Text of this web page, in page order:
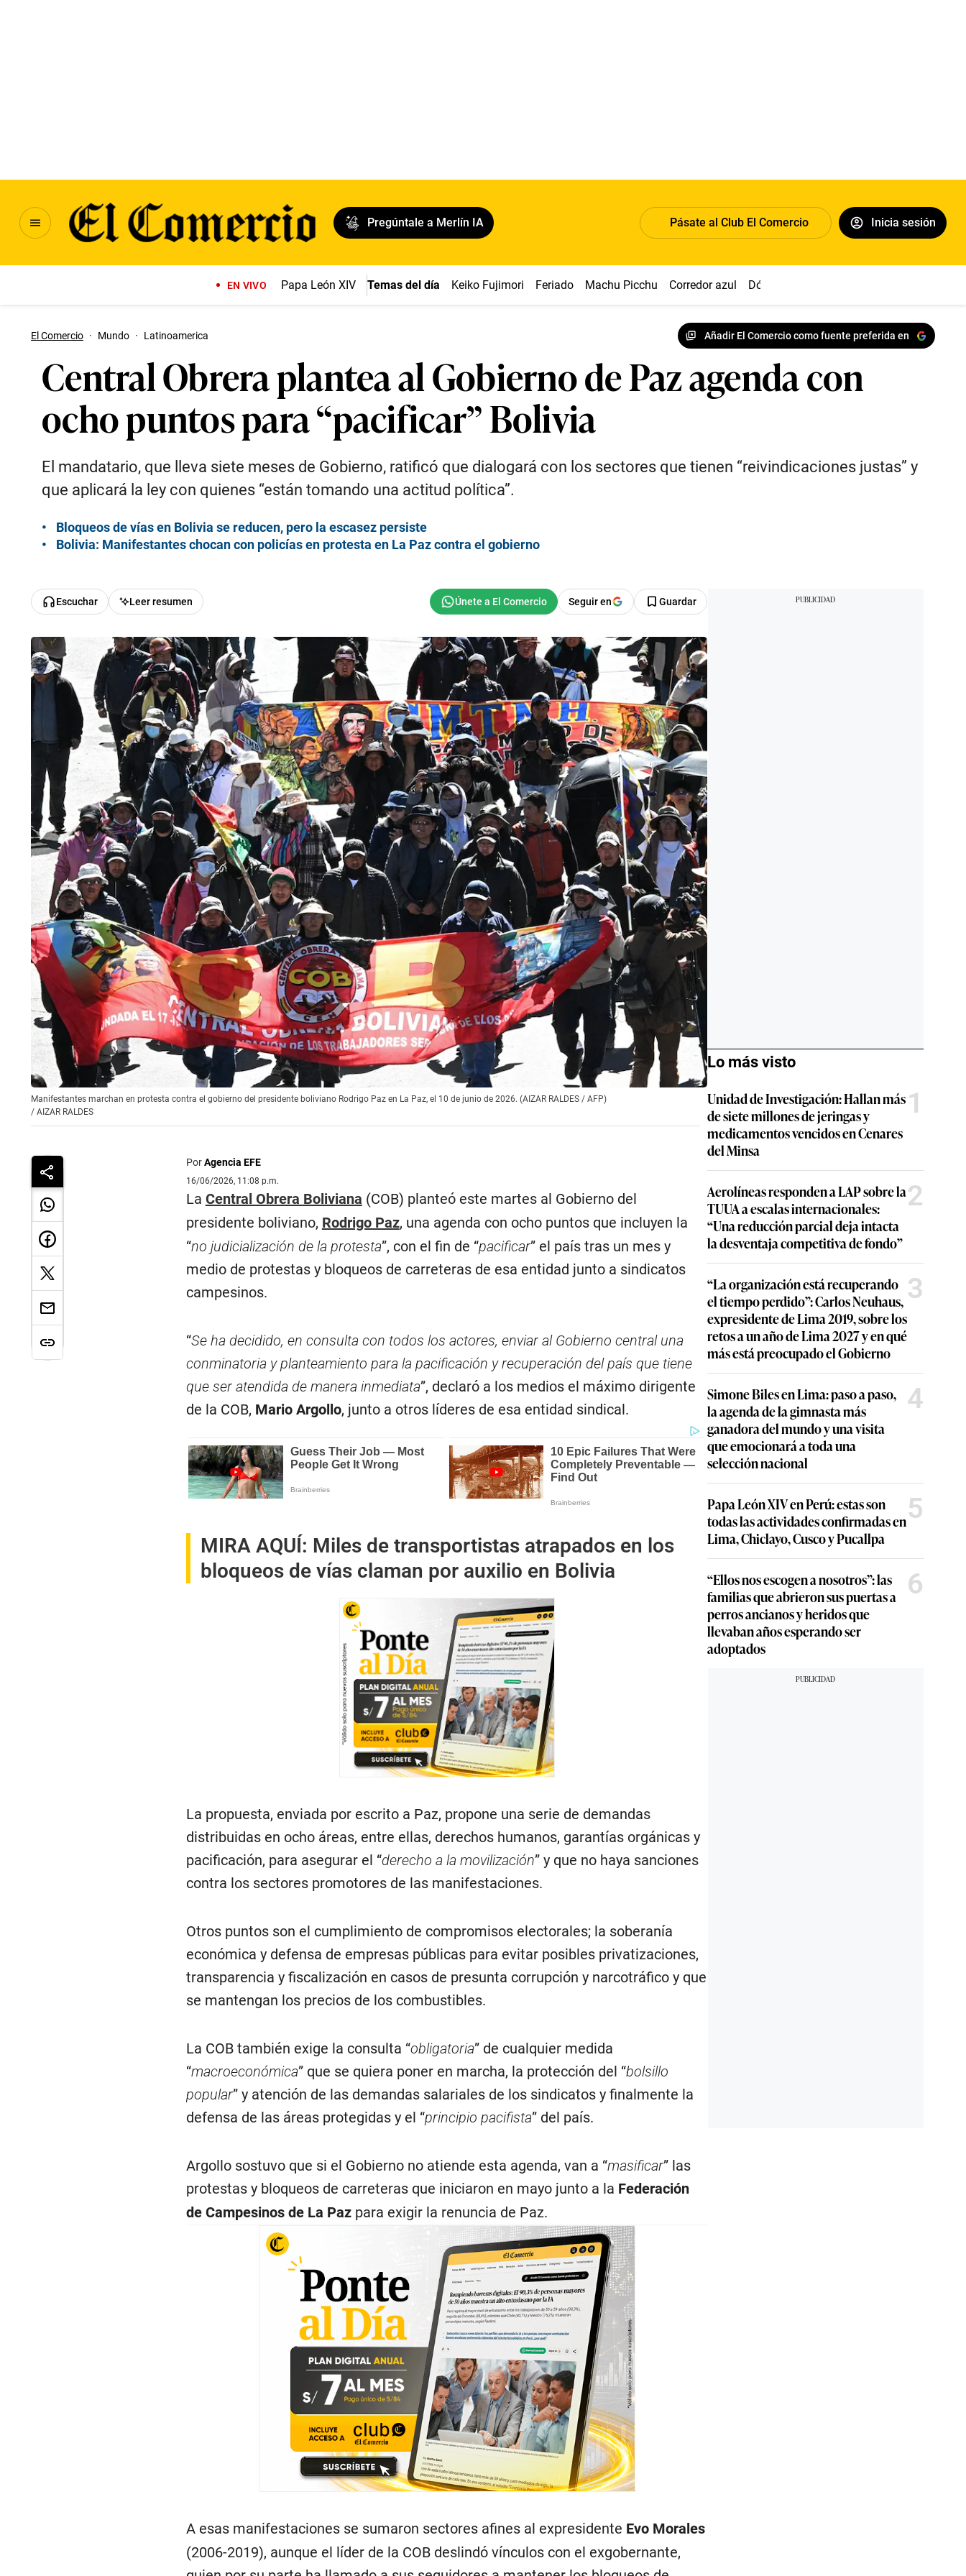
Pregúntale a Merlín IA Pásate al Club El Comercio Inicia sesión
EN VIVO Papa León XIV Temas del día Keiko Fujimori Feriado Machu Picchu Corredor azul Dólar
El Comercio · Mundo · Latinoamerica Añadir El Comercio como fuente preferida en
Central Obrera plantea al Gobierno de Paz agenda con
ocho puntos para “pacificar” Bolivia
El mandatario, que lleva siete meses de Gobierno, ratificó que dialogará con los sectores que tienen “reivindicaciones justas” y
que aplicará la ley con quienes “están tomando una actitud política”.
Bloqueos de vías en Bolivia se reducen, pero la escasez persiste
Bolivia: Manifestantes chocan con policías en protesta en La Paz contra el gobierno
Escuchar Leer resumen Seguir en Guardar
Manifestantes marchan en protesta contra el gobierno del presidente boliviano Rodrigo Paz en La Paz, el 10 de junio de 2026. (AIZAR RALDES / AFP)
/ AIZAR RALDES
PorAgencia EFE
16/06/2026, 11:08 p.m.
La Central Obrera Boliviana (COB) planteó este martes al Gobierno del
presidente boliviano, Rodrigo Paz, una agenda con ocho puntos que incluyen la
“no judicialización de la protesta”, con el fin de “pacificar” el país tras un mes y
medio de protestas y bloqueos de carreteras de esa entidad junto a sindicatos
campesinos.
“Se ha decidido, en consulta con todos los actores, enviar al Gobierno central una
conminatoria y planteamiento para la pacificación y recuperación del país que tiene
que ser atendida de manera inmediata”, declaró a los medios el máximo dirigente
de la COB, Mario Argollo, junto a otros líderes de esa entidad sindical.
MIRA AQUÍ: Miles de transportistas atrapados en los
bloqueos de vías claman por auxilio en Bolivia
La propuesta, enviada por escrito a Paz, propone una serie de demandas
distribuidas en ocho áreas, entre ellas, derechos humanos, garantías orgánicas y
pacificación, para asegurar el “derecho a la movilización” y que no haya sanciones
contra los sectores promotores de las manifestaciones.
Otros puntos son el cumplimiento de compromisos electorales; la soberanía
económica y defensa de empresas públicas para evitar posibles privatizaciones,
transparencia y fiscalización en casos de presunta corrupción y narcotráfico y que
se mantengan los precios de los combustibles.
La COB también exige la consulta “obligatoria” de cualquier medida
“macroeconómica” que se quiera poner en marcha, la protección del “bolsillo
popular” y atención de las demandas salariales de los sindicatos y finalmente la
defensa de las áreas protegidas y el “principio pacifista” del país.
Argollo sostuvo que si el Gobierno no atiende esta agenda, van a “masificar” las
protestas y bloqueos de carreteras que iniciaron en mayo junto a la Federación
de Campesinos de La Pazpara exigir la renuncia de Paz.
A esas manifestaciones se sumaron sectores afines al expresidente Evo Morales
(2006-2019), aunque el líder de la COB deslindó vínculos con el exgobernante,
Lo más visto
Unidad de Investigación: Hallan más
de siete millones de jeringas y
medicamentos vencidos en Cenares
del Minsa
1
Aerolíneas responden a LAP sobre la
TUUA a escalas internacionales:
“Una reducción parcial deja intacta
la desventaja competitiva de fondo”
2
“La organización está recuperando
el tiempo perdido”: Carlos Neuhaus,
expresidente de Lima 2019, sobre los
retos a un año de Lima 2027 y en qué
más está preocupado el Gobierno
3
Simone Biles en Lima: paso a paso,
la agenda de la gimnasta más
ganadora del mundo y una visita
que emocionará a toda una
selección nacional
4
Papa León XIV en Perú: estas son
todas las actividades confirmadas en
Lima, Chiclayo, Cusco y Pucallpa
5
“Ellos nos escogen a nosotros”: las
familias que abrieron sus puertas a
perros ancianos y heridos que
llevaban años esperando ser
adoptados
6